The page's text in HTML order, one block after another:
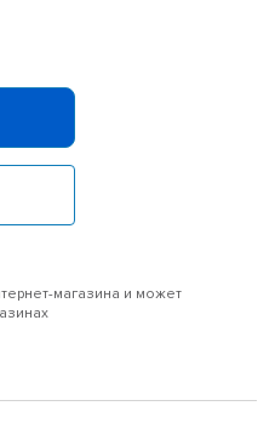
магазина и может